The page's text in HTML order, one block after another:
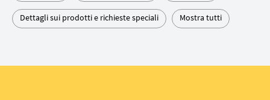
Dettagli sui prodotti e richieste speciali Mostra tutti